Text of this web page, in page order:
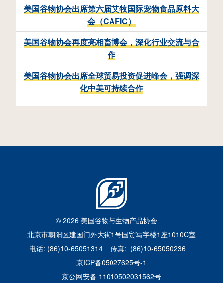
s
r
e
美国谷物协会出席第六届艾牧国际宠物食品原料大
会（CAFIC）
美国谷物协会再度亮相畜博会，深化行业交流与合
作
美国谷物协会出席全球贸易投资促进峰会，强调深
化中美可持续合作
© 2026 美国谷物与生物产品协会
北京市朝阳区建国门外大街1号国贸写字楼1座1010C室
电话: (86)10-65051314 传真: (86)10-65050236
京ICP备05027625号-1
京公网安备 11010502031562号